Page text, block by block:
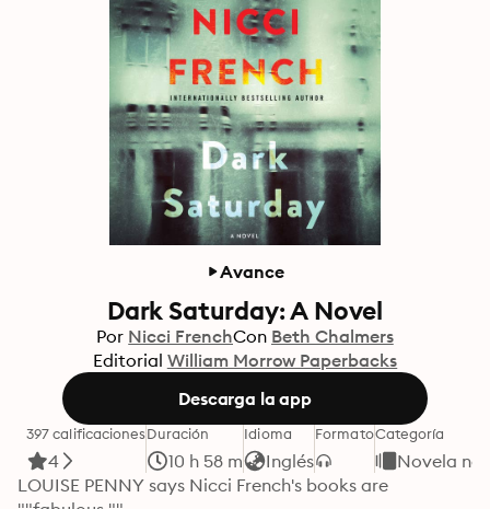
Avance
Dark Saturday: A Novel
Por Nicci FrenchCon Beth Chalmers
Editorial William Morrow Paperbacks
Descarga la app
397 calificaciones
4
Duración
10 h 58 m
Idioma
Inglés
FormatoCategoría
Novela
LOUISE PENNY says Nicci French's books are